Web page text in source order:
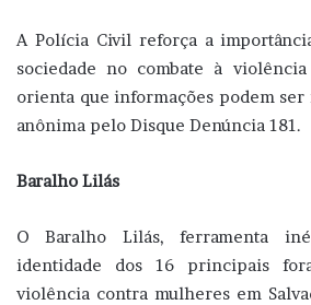
A Polícia Civil reforça a
sociedade no combate à
orienta que informações podem ser
anônima pelo Disque Denúncia 181.
Baralho Lilás
O Baralho Lilás, ferramenta
identidade dos 16 principais
violência contra mulheres em